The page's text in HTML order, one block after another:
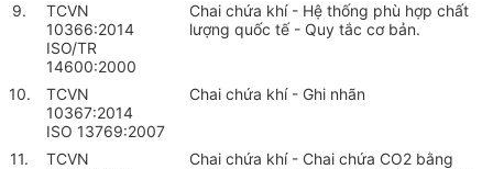
9.
TCVN
10366:2014
ISO/TR
14600:2000
Chai chứa khí - Hệ thống phù hợp chất
lượng quốc tế - Quy tắc cơ bản.
10.
TCVN
10367:2014
ISO 13769:2007
Chai chứa khí - Ghi nhãn
11.
TCVN
Chai chứa khí - Chai chứa CO2 bằng